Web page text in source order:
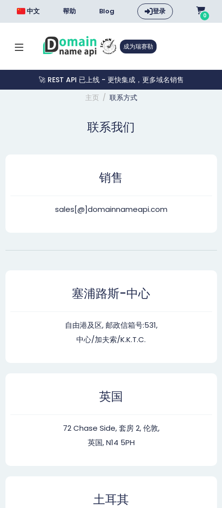
中文 帮助 Blog 登录 0
成为瑞赛勒
🚀 REST API 已上线 - 更快集成，更多域名销售
主页
联系方式
联系我们
销售
sales[@]domainnameapi.com
塞浦路斯-中心
自由港及区, 邮政信箱号:531,
中心/加夫索/K.K.T.C.
英国
72 Chase Side, 套房 2, 伦敦,
英国, N14 5PH
土耳其